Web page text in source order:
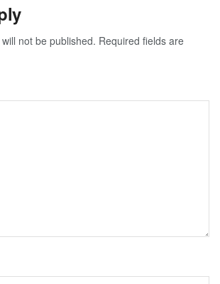
not be published. Required fields are